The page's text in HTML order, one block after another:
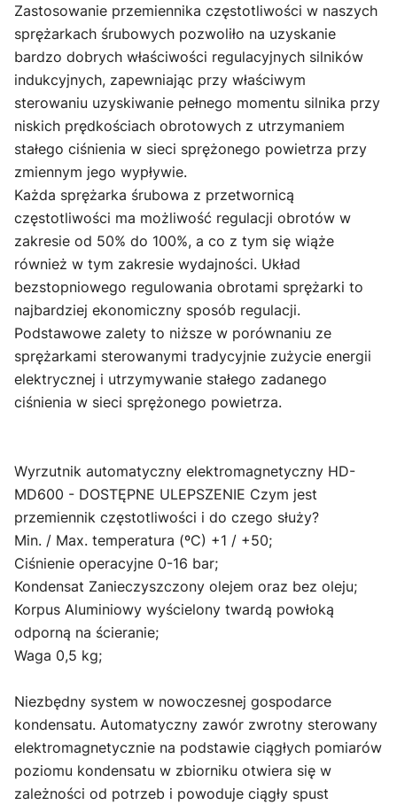
Zastosowanie przemiennika częstotliwości w naszych
sprężarkach śrubowych pozwoliło na uzyskanie
bardzo dobrych właściwości regulacyjnych silników
indukcyjnych, zapewniając przy właściwym
sterowaniu uzyskiwanie pełnego momentu silnika przy
niskich prędkościach obrotowych z utrzymaniem
stałego ciśnienia w sieci sprężonego powietrza przy
zmiennym jego wypływie.
Każda sprężarka śrubowa z przetwornicą
częstotliwości ma możliwość regulacji obrotów w
zakresie od 50% do 100%, a co z tym się wiąże
również w tym zakresie wydajności. Układ
bezstopniowego regulowania obrotami sprężarki to
najbardziej ekonomiczny sposób regulacji.
Podstawowe zalety to niższe w porównaniu ze
sprężarkami sterowanymi tradycyjnie zużycie energii
elektrycznej i utrzymywanie stałego zadanego
ciśnienia w sieci sprężonego powietrza.
Wyrzutnik automatyczny elektromagnetyczny HD-
MD600 - DOSTĘPNE ULEPSZENIE Czym jest
przemiennik częstotliwości i do czego służy?
Min. / Max. temperatura (ºC) +1 / +50;
Ciśnienie operacyjne 0-16 bar;
Kondensat Zanieczyszczony olejem oraz bez oleju;
Korpus Aluminiowy wyścielony twardą powłoką
odporną na ścieranie;
Waga 0,5 kg;
Niezbędny system w nowoczesnej gospodarce
kondensatu. Automatyczny zawór zwrotny sterowany
elektromagnetycznie na podstawie ciągłych pomiarów
poziomu kondensatu w zbiorniku otwiera się w
zależności od potrzeb i powoduje ciągły spust